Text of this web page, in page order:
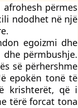
përmes
ndodhet në një
egoizmi dhe
përmbushje.
së përhershme
epokën tonë të
krishterët, që i
tërë forcat tona